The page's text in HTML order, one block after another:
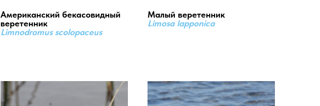
Американский бекасовидный
веретенник
Limnodromus scolopaceus
Малый веретенник
Limosa lapponica